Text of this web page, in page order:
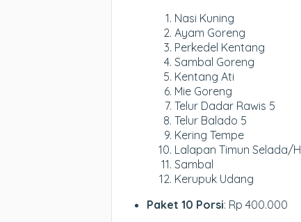
Nasi Kuning
Ayam Goreng
Perkedel Kentang
Sambal Goreng
Kentang Ati
Mie Goreng
Telur Dadar Rawis 5
Telur Balado 5
Kering Tempe
Lalapan Timun Selada/
Sambal
Kerupuk Udang
Paket 10 Porsi: Rp 400.000